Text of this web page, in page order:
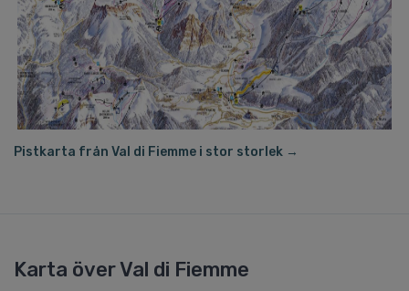
Pistkarta från Val di Fiemme i stor storlek →
Karta över Val di Fiemme